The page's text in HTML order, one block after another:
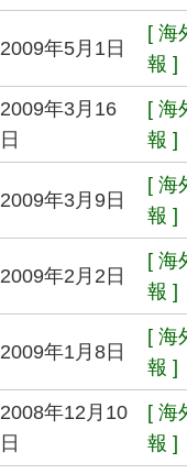
2009年5月1日
[ 海
報 ]
2009年3月16
日
[ 海
報 ]
2009年3月9日
[ 海
報 ]
2009年2月2日
[ 海
報 ]
2009年1月8日
[ 海
報 ]
2008年12月10
日
[ 海
報 ]